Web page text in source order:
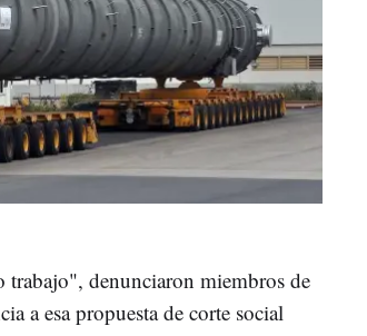
denunciaron miembros de
a esa propuesta de corte social